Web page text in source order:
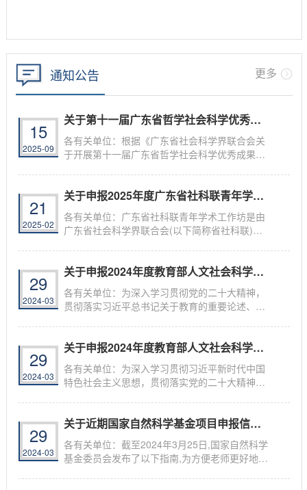
通知公告 更多
15
2025-09
关于第十一届广东省哲学社会科学优秀成果奖...
各有关单位：根据《广东省社会科学界联合会关
于开展第十一届广东省哲学社会科学优秀成果奖
21
2025-02
关于申报2025年度广东省社科联青年学术工作...
各有关单位：广东省社科联青年学术工作坊是由
广东省社会科学界联合会(以下简称省社科联)主
29
2024-03
关于申报2024年度教育部人文社会科学研究一...
各有关单位：为深入学习贯彻党的二十大精神，
贯彻落实习近平总书记关于教育的重要论述、关
29
2024-03
关于申报2024年度教育部人文社会科学研究专...
各有关单位：为深入学习贯彻习近平新时代中国
特色社会主义思想，贯彻落实党的二十大精神，
29
2024-03
关于近期国家自然科学基金项目申报信息汇总...
各有关单位：截至2024年3月25日,国家自然科学
基金委员会发布了以下指南,为方便老师更好地查